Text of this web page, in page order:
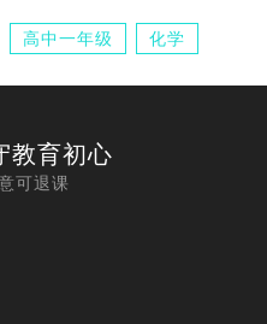
高中一年级 化学
教育初心
可退课